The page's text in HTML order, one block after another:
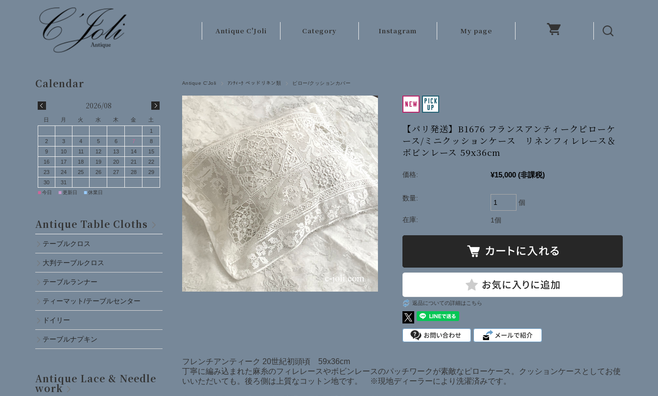
Antique C'Joli
お客様の声
お問い合わせ
Category
レース・刺繍
手芸材料
キッチンクロス類
ベッドリネン類
カーテン・ラグ類
ファッション
その他
日本在庫商品
SOLD ITEMS
Instagram My page
Antique C'Joli ｱﾝﾃｨｰｸ ベッドリネン類 ピロー/クッションカバー
【パリ発送】B1676 フランスアンティークピローケ
ース/ミニクッションケース リネンフィレレース＆
ボビンレース 59x36cm
価格: ¥15,000 (非課税)
数量:
個
在庫: 1個
返品についての詳細はこちら
フレンチアンティーク 20世紀初頭頃 59x36cm
丁寧に編み込まれた麻糸のフィレレースやボビンレースのパッチワークが素敵なピローケース。クッションケースとしてお使
いいただいても。後ろ側は上質なコットン地です。 ※現地ディーラーにより洗濯済みです。
2026/08
日 月 火 水 木 金
土
1
2
3 4 5 6 7
8
9
10 11 12 13 14
15
16
17 18 19 20 21
22
23
24 25 26 27 28
29
30
31
■今日 ■更新日 ■休業日
Antique Table Cloths
テーブルクロス
大判テーブルクロス
テーブルランナー
ティーマット/テーブルセンター
ドイリー
テーブルナプキン
Antique Lace & Needle
work